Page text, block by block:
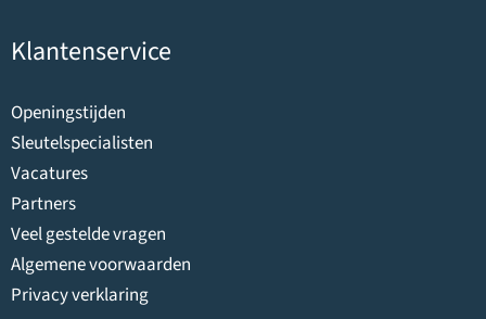
Klantenservice
Openingstijden
Sleutelspecialisten
Vacatures
Partners
Veel gestelde vragen
Algemene voorwaarden
Privacy verklaring